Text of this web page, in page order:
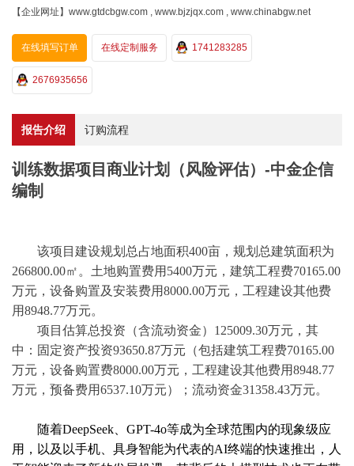
【企业网址】www.gtdcbgw.com , www.bjzjqx.com , www.chinabgw.net
在线填写订单 在线定制服务 1741283285
2676935656
报告介绍 订购流程
训练数据项目商业计划（风险评估）-中金企信
编制
该项目建设规划总占地面积400亩，规划总建筑面积为
266800.00㎡。土地购置费用5400万元，建筑工程费70165.00
万元，设备购置及安装费用8000.00万元，工程建设其他费
用8948.77万元。
项目估算总投资（含流动资金） 125009.30万元，其
中：固定资产投资93650.87万元（包括建筑工程费70165.00
万元，设备购置费8000.00万元，工程建设其他费用8948.77
万元，预备费用6537.10万元）；流动资金31358.43万元。
随着DeepSeek、GPT-4o等成为全球范围内的现象级应
用，以及以手机、具身智能为代表的AI终端的快速推出，人